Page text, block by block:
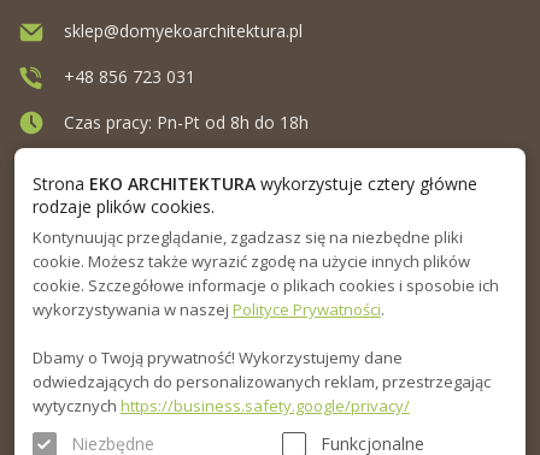
MENU
INFORMACJA
PORADNIK
sklep@domyekoarchitektura.pl
+48 856 723 031
Czas pracy: Pn-Pt od 8h do 18h
Strona EKO ARCHITEKTURAwykorzystuje cztery główne
rodzaje plików cookies.
Kontynuując przeglądanie, zgadzasz się na niezbędne pliki
cookie. Możesz także wyrazić zgodę na użycie innych plików
cookie. Szczegółowe informacje o plikach cookies i sposobie ich
wykorzystywania w naszej Polityce Prywatności.
Dbamy o Twoją prywatność! Wykorzystujemy dane
odwiedzających do personalizowanych reklam, przestrzegając
wytycznych https://business.safety.google/privacy/
Niezbędne Funkcjonalne